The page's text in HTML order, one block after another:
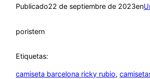
Publicado22 de septiembre de 2023en
poristern
Etiquetas:
camiseta barcelona ricky rubio,